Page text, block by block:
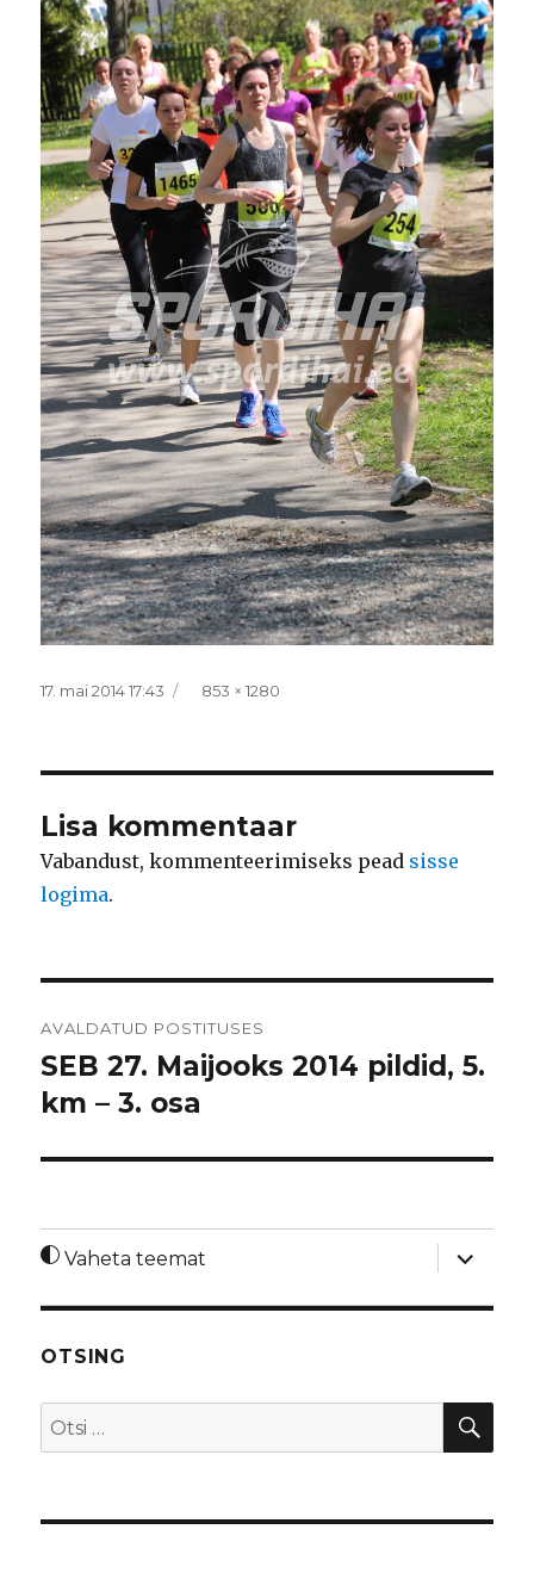
Postitatud
17. mai 2014 17:43 Täissuurus
853 × 1280
Lisa kommentaar
Vabandust, kommenteerimiseks pead sisse
logima.
AVALDATUD POSTITUSES
SEB 27. Maijooks 2014 pildid, 5.
km – 3. osa
Vaheta teemat
laienda
OTSING
Otsi: